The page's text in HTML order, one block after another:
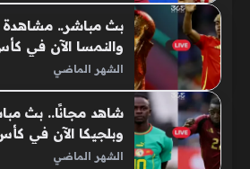
بث مباشر.. مشاهدة
والنمسا الآن في كأس
الشهر الماضي
شاهد مجانًا.. بث
وبلجيكا الآن في كأس
الشهر الماضي